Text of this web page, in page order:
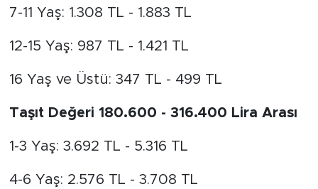
7-11 Yaş: 1.308 TL - 1.883 TL
12-15 Yaş: 987 TL - 1.421 TL
16 Yaş ve Üstü: 347 TL - 499 TL
Taşıt Değeri 180.600 - 316.400 Lira Arası
1-3 Yaş: 3.692 TL - 5.316 TL
4-6 Yaş: 2.576 TL - 3.708 TL